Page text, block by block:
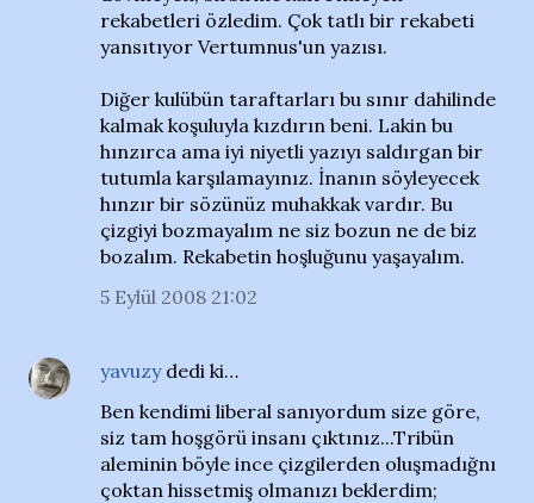
rekabetleri özledim. Çok tatlı bir rekabeti
yansıtıyor Vertumnus'un yazısı.
Diğer kulübün taraftarları bu sınır dahilinde
kalmak koşuluyla kızdırın beni. Lakin bu
hınzırca ama iyi niyetli yazıyı saldırgan bir
tutumla karşılamayınız. İnanın söyleyecek
hınzır bir sözünüz muhakkak vardır. Bu
çizgiyi bozmayalım ne siz bozun ne de biz
bozalım. Rekabetin hoşluğunu yaşayalım.
5 Eylül 2008 21:02
yavuzydedi ki…
Ben kendimi liberal sanıyordum size göre,
siz tam hoşgörü insanı çıktınız...Tribün
aleminin böyle ince çizgilerden oluşmadığnı
çoktan hissetmiş olmanızı beklerdim;